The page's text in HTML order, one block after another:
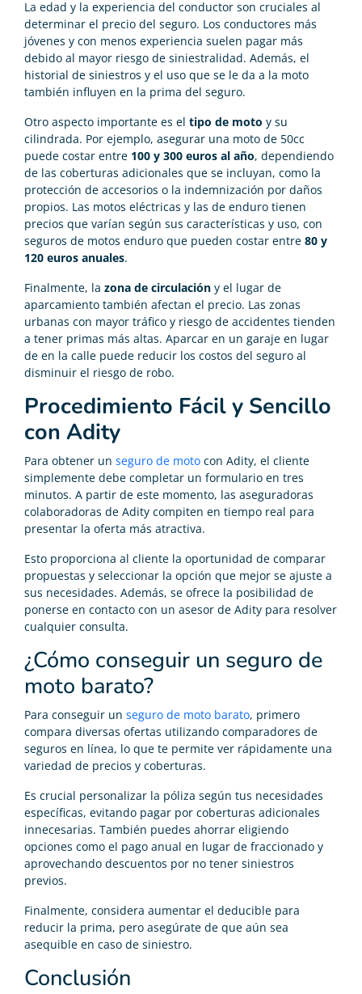
La edad y la experiencia del conductor son cruciales al
determinar el precio del seguro. Los conductores más
jóvenes y con menos experiencia suelen pagar más
debido al mayor riesgo de siniestralidad. Además, el
historial de siniestros y el uso que se le da a la moto
también influyen en la prima del seguro.
Otro aspecto importante es el tipo de moto y su
cilindrada. Por ejemplo, asegurar una moto de 50cc
puede costar entre 100 y 300 euros al año, dependiendo
de las coberturas adicionales que se incluyan, como la
protección de accesorios o la indemnización por daños
propios. Las motos eléctricas y las de enduro tienen
precios que varían según sus características y uso, con
seguros de motos enduro que pueden costar entre 80 y
120 euros anuales.
Finalmente, la zona de circulación y el lugar de
aparcamiento también afectan el precio. Las zonas
urbanas con mayor tráfico y riesgo de accidentes tienden
a tener primas más altas. Aparcar en un garaje en lugar
de en la calle puede reducir los costos del seguro al
disminuir el riesgo de robo.
Procedimiento Fácil y Sencillo
con Adity
Para obtener un seguro de moto con Adity, el cliente
simplemente debe completar un formulario en tres
minutos. A partir de este momento, las aseguradoras
colaboradoras de Adity compiten en tiempo real para
presentar la oferta más atractiva.
Esto proporciona al cliente la oportunidad de comparar
propuestas y seleccionar la opción que mejor se ajuste a
sus necesidades. Además, se ofrece la posibilidad de
ponerse en contacto con un asesor de Adity para resolver
cualquier consulta.
¿Cómo conseguir un seguro de
moto barato?
Para conseguir un seguro de moto barato, primero
compara diversas ofertas utilizando comparadores de
seguros en línea, lo que te permite ver rápidamente una
variedad de precios y coberturas.
Es crucial personalizar la póliza según tus necesidades
específicas, evitando pagar por coberturas adicionales
innecesarias. También puedes ahorrar eligiendo
opciones como el pago anual en lugar de fraccionado y
aprovechando descuentos por no tener siniestros
previos.
Finalmente, considera aumentar el deducible para
reducir la prima, pero asegúrate de que aún sea
asequible en caso de siniestro.
Conclusión